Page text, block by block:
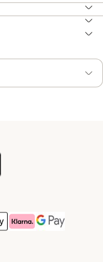
Method
Method
Payment Method
Klarna Payment Method
Google Pay